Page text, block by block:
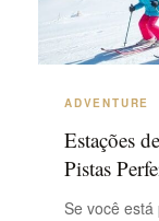
ADVENTURE
Estações
Pistas
Se você